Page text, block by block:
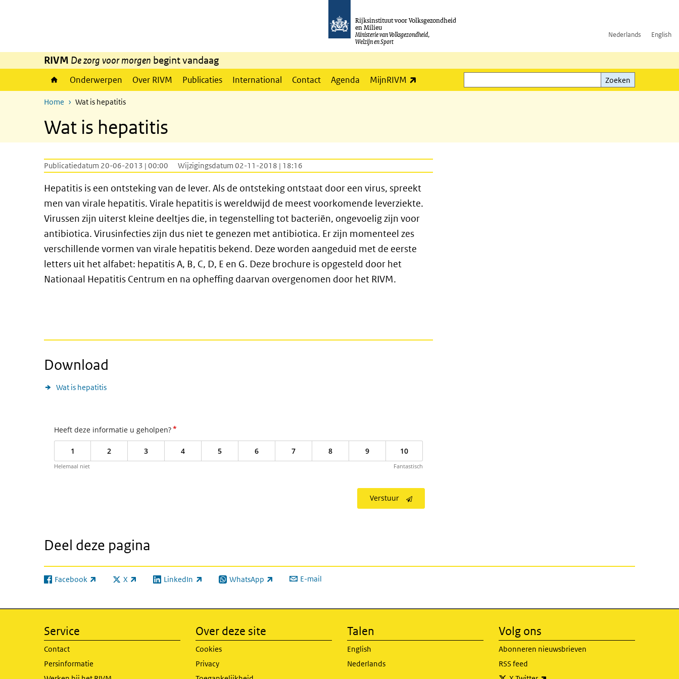
Rijksinstituut voor Volksgezondheid
en Milieu
Ministerie van Volksgezondheid,
Welzijn en Sport
Nederlands English
RIVM De zorg voor morgen begint vandaag
Onderwerpen Over RIVM Publicaties International Contact Agenda MijnRIVM
Zoeken
Zoeken
Home Wat is hepatitis
Wat is hepatitis
Publicatiedatum 20-06-2013 | 00:00 Wijzigingsdatum 02-11-2018 | 18:16
Hepatitis is een ontsteking van de lever. Als de ontsteking ontstaat door een virus, spreekt
men van virale hepatitis. Virale hepatitis is wereldwijd de meest voorkomende leverziekte.
Virussen zijn uiterst kleine deeltjes die, in tegenstelling tot bacteriën, ongevoelig zijn voor
antibiotica. Virusinfecties zijn dus niet te genezen met antibiotica. Er zijn momenteel zes
verschillende vormen van virale hepatitis bekend. Deze worden aangeduid met de eerste
letters uit het alfabet: hepatitis A, B, C, D, E en G. Deze brochure is opgesteld door het
Nationaal Hepatitis Centrum en na opheffing daarvan overgenomen door het RIVM.
Download
Wat is hepatitis
Heeft deze informatie u geholpen?*
1 2 3 4 5 6 7 8 9 10
Helemaal niet Fantastisch
Verstuur
Deel deze pagina
Facebook
(externe link) X
(externe link) LinkedIn
(externe link) WhatsApp
(externe link) E-mail
Service
Contact
Persinformatie
Over deze site
Cookies
Privacy
Talen
English
Nederlands
Volg ons
Abonneren nieuwsbrieven
RSS feed